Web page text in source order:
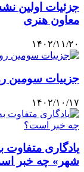
جزئیات اولین
معاون هنری
۱۴۰۲/۱۱/۲۰
جزییات سومین
۱۴۰۲/۱۰/۱۷
یادگاری متفاوت
شهر» چه خبر